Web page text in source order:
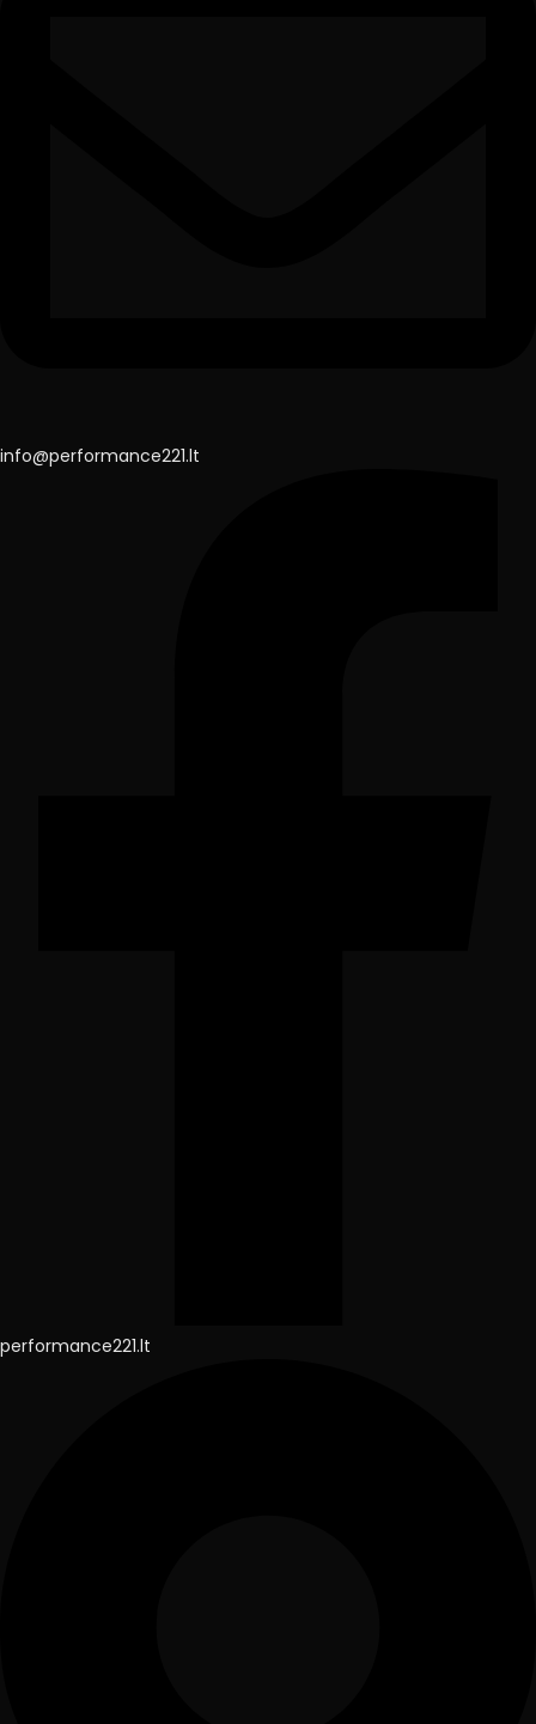
info@performance221.lt
performance221.lt